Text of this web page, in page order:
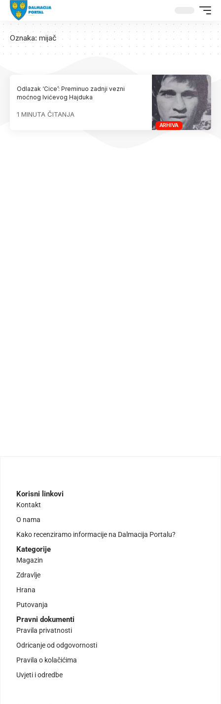
Oznaka: mijač
ARHIVA
Odlazak ‘Cice’: Preminuo zadnji vezni
moćnog Ivićevog Hajduka
1 MINUTA ČITANJA
Korisni linkovi
Kontakt
O nama
Kako recenziramo informacije na Dalmacija Portalu?
Kategorije
Magazin
Zdravlje
Hrana
Putovanja
Pravni dokumenti
Pravila privatnosti
Odricanje od odgovornosti
Pravila o kolačićima
Uvjeti i odredbe